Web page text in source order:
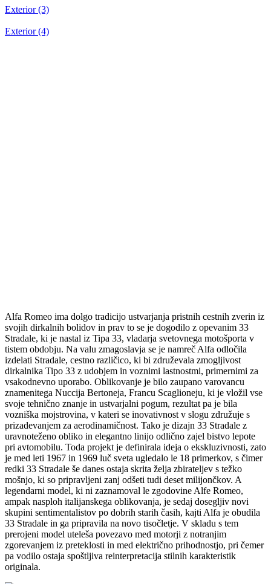
Exterior (3)
Exterior (4)
Alfa Romeo ima dolgo tradicijo ustvarjanja pristnih cestnih zverin iz
svojih dirkalnih bolidov in prav to se je dogodilo z opevanim 33
Stradale, ki je nastal iz Tipa 33, vladarja svetovnega motošporta v
tistem obdobju. Na valu zmagoslavja se je namreč Alfa odločila
izdelati Stradale, cestno različico, ki bi združevala zmogljivost
dirkalnika Tipo 33 z udobjem in voznimi lastnostmi, primernimi za
vsakodnevno uporabo. Oblikovanje je bilo zaupano varovancu
znamenitega Nuccija Bertoneja, Francu Scaglioneju, ki je vložil vse
svoje tehnično znanje in ustvarjalni pogum, rezultat pa je bila
vozniška mojstrovina, v kateri se inovativnost v slogu združuje s
prizadevanjem za aerodinamičnost. Tako je dizajn 33 Stradale z
uravnoteženo obliko in elegantno linijo odlično zajel bistvo lepote
pri avtomobilu. Toda projekt je definirala ideja o ekskluzivnosti, zato
je med leti 1967 in 1969 luč sveta ugledalo le 18 primerkov, s čimer
redki 33 Stradale še danes ostaja skrita želja zbirateljev s težko
mošnjo, ki so pripravljeni zanj odšeti tudi deset milijončkov. A
legendarni model, ki ni zaznamoval le zgodovine Alfe Romeo,
ampak nasploh italijanskega oblikovanja, je sedaj dosegljiv novi
skupini sentimentalistov po dobrih starih časih, kajti Alfa je obudila
33 Stradale in ga pripravila na novo tisočletje. V skladu s tem
prerojeni model uteleša povezavo med motorji z notranjim
zgorevanjem iz preteklosti in med električno prihodnostjo, pri čemer
pa vodilo ostaja spoštljiva reinterpretacija stilnih karakteristik
originala.